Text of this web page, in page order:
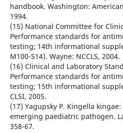
handbook. Washington:
1994.
(15) National Committee for
Performance standards for
testing; 14th informational
M100-S14). Wayne: NCCLS, 2004.
(16) Clinical and Laboratory
Performance standards for
testing; 15th informational
CLSI, 2005.
(17) Yagupsky P. Kingella
emerging paediatric pathogen.
358-67.